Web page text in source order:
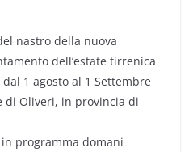
nastro della nuova
dell’estate tirrenica
1 agosto al 1 Settembre
di Oliveri, in provincia di
in programma domani